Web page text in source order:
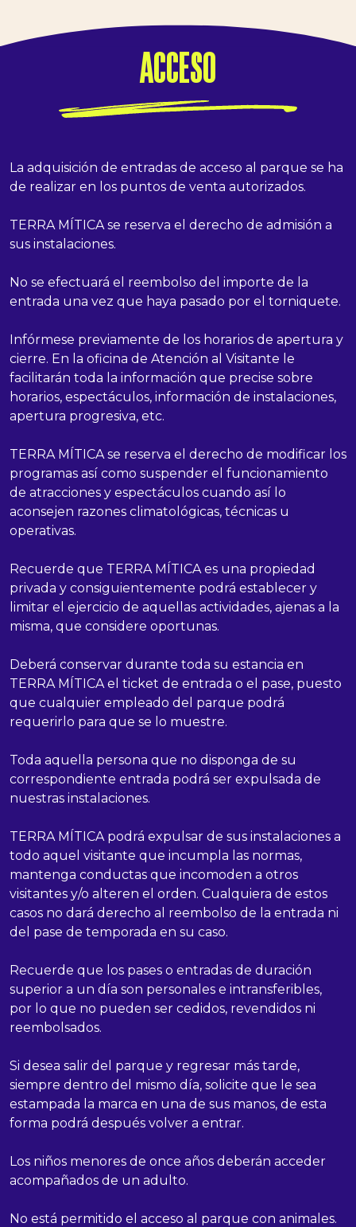
ACCESO
La adquisición de entradas de acceso al parque se ha
de realizar en los puntos de venta autorizados.
TERRA MÍTICA se reserva el derecho de admisión a
sus instalaciones.
No se efectuará el reembolso del importe de la
entrada una vez que haya pasado por el torniquete.
Infórmese previamente de los horarios de apertura y
cierre. En la oficina de Atención al Visitante le
facilitarán toda la información que precise sobre
horarios, espectáculos, información de instalaciones,
apertura progresiva, etc.
TERRA MÍTICA se reserva el derecho de modificar los
programas así como suspender el funcionamiento
de atracciones y espectáculos cuando así lo
aconsejen razones climatológicas, técnicas u
operativas.
Recuerde que TERRA MÍTICA es una propiedad
privada y consiguientemente podrá establecer y
limitar el ejercicio de aquellas actividades, ajenas a la
misma, que considere oportunas.
Deberá conservar durante toda su estancia en
TERRA MÍTICA el ticket de entrada o el pase, puesto
que cualquier empleado del parque podrá
requerirlo para que se lo muestre.
Toda aquella persona que no disponga de su
correspondiente entrada podrá ser expulsada de
nuestras instalaciones.
TERRA MÍTICA podrá expulsar de sus instalaciones a
todo aquel visitante que incumpla las normas,
mantenga conductas que incomoden a otros
visitantes y/o alteren el orden. Cualquiera de estos
casos no dará derecho al reembolso de la entrada ni
del pase de temporada en su caso.
Recuerde que los pases o entradas de duración
superior a un día son personales e intransferibles,
por lo que no pueden ser cedidos, revendidos ni
reembolsados.
Si desea salir del parque y regresar más tarde,
siempre dentro del mismo día, solicite que le sea
estampada la marca en una de sus manos, de esta
forma podrá después volver a entrar.
Los niños menores de once años deberán acceder
acompañados de un adulto.
No está permitido el acceso al parque con animales.